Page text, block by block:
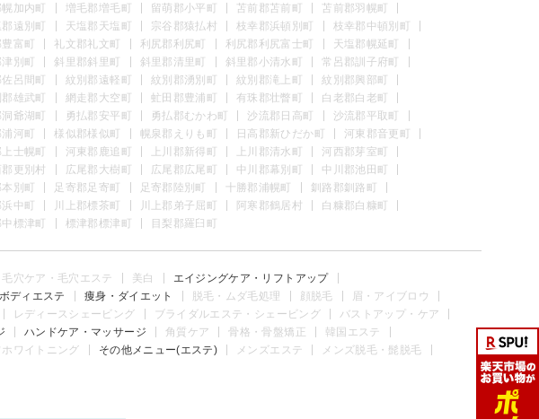
加内町 増毛郡増毛町 留萌郡小平町 苫前郡苫前町
苫前郡羽幌町
遠別町 天塩郡天塩町 宗谷郡猿払村 枝幸郡浜頓別町
枝幸郡中頓別町
富町 礼文郡礼文町 利尻郡利尻町 利尻郡利尻富士町
天塩郡幌延町
別町 斜里郡斜里町 斜里郡清里町 斜里郡小清水町
常呂郡訓子府町
呂間町 紋別郡遠軽町 紋別郡湧別町 紋別郡滝上町
紋別郡興部町
雄武町 網走郡大空町 虻田郡豊浦町 有珠郡壮瞥町
白老郡白老町
爺湖町 勇払郡安平町 勇払郡むかわ町 沙流郡日高町
沙流郡平取町
河町 様似郡様似町 幌泉郡えりも町 日高郡新ひだか町
河東郡音更町
士幌町 河東郡鹿追町 上川郡新得町 上川郡清水町
河西郡芽室町
更別村 広尾郡大樹町 広尾郡広尾町 中川郡幕別町
中川郡池田町
別町 足寄郡足寄町 足寄郡陸別町 十勝郡浦幌町
釧路郡釧路町
中町 川上郡標茶町 川上郡弟子屈町 阿寒郡鶴居村
白糠郡白糠町
標津町 標津郡標津町 目梨郡羅臼町
毛穴ケア・毛穴エステ 美白
エイジングケア・リフトアップ
ボディエステ 痩身・ダイエット 脱毛・ムダ毛処理 顔脱毛
眉・アイブロウ
レディースシェービング ブライダルエステ・シェービング
バストアップ・ケア
ハンドケア・マッサージ 角質ケア 骨格・骨盤矯正
韓国エステ
ワイトニング その他メニュー(エステ) メンズエステ
メンズ脱毛・髭脱毛